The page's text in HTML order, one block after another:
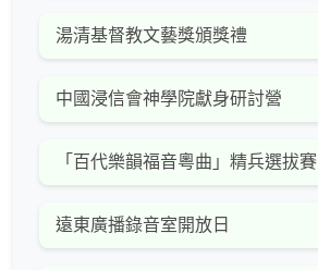
湯清基督教文藝獎頒獎禮
中國浸信會神學院獻身研討營
「百代樂韻福音粵曲」精兵選拔賽
遠東廣播錄音室開放日